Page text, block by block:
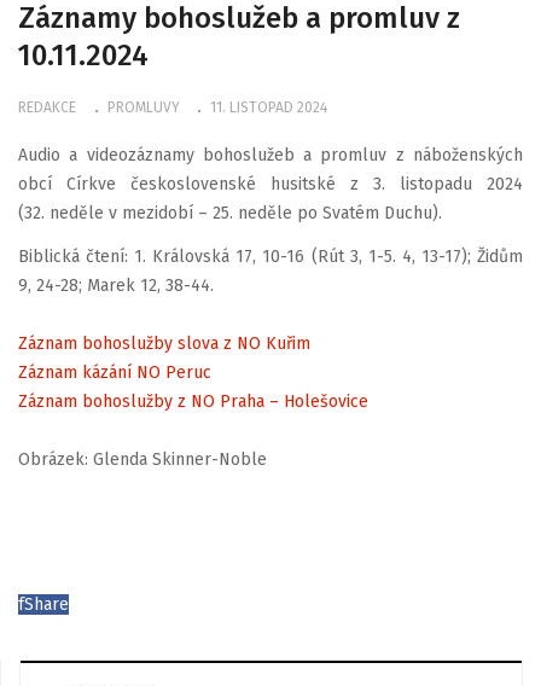
Záznamy bohoslužeb a promluv z
10.11.2024
REDAKCE PROMLUVY 11. LISTOPAD 2024
Audio a videozáznamy bohoslužeb a promluv z náboženských
obcí Církve československé husitské z 3. listopadu 2024
(32. neděle v mezidobí – 25. neděle po Svatém Duchu).
Biblická čtení: 1. Královská 17, 10-16 (Rút 3, 1-5. 4, 13-17); Židům
9, 24-28; Marek 12, 38-44.
Záznam bohoslužby slova z NO Kuřim
Záznam kázání NO Peruc
Záznam bohoslužby z NO Praha – Holešovice
Obrázek: Glenda Skinner-Noble
fShare